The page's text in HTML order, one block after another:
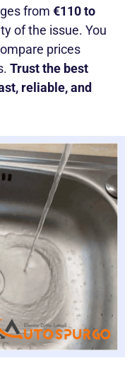
from €110 to
of the issue. You
prices
Trust the best
reliable, and